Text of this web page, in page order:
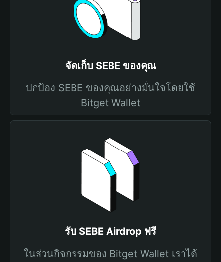
จัดเก็บ SEBE ของคุณ
ปกป้อง SEBE ของคุณอย่างมั่นใจโดยใช้
Bitget Wallet
รับ SEBE Airdrop ฟรี
ในส่วนกิจกรรมของ Bitget Wallet เราได้